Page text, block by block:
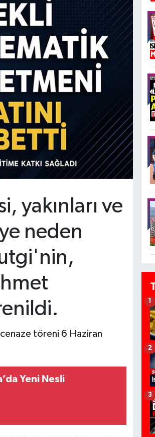
yakınları ve
neden
töreni 6 Haziran
Yeni Nesli
1
2
3